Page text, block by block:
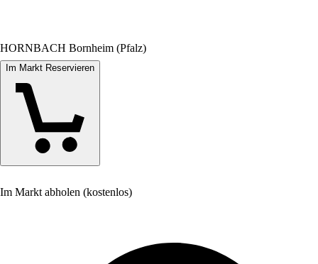
HORNBACH Bornheim (Pfalz)
Im Markt Reservieren
Im Markt abholen (kostenlos)